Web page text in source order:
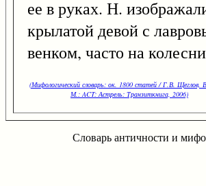
ее в руках. Н.
крылатой девой с
венком, часто на
(Мифологический словарь: ок. 1800 статей / Г.В. Щеглов,
М.: ACT: Астрель: Транзиткнига, 2006)
Словарь античности и